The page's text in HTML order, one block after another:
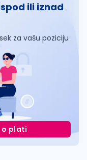
ili iznad
za vašu poziciju
plati